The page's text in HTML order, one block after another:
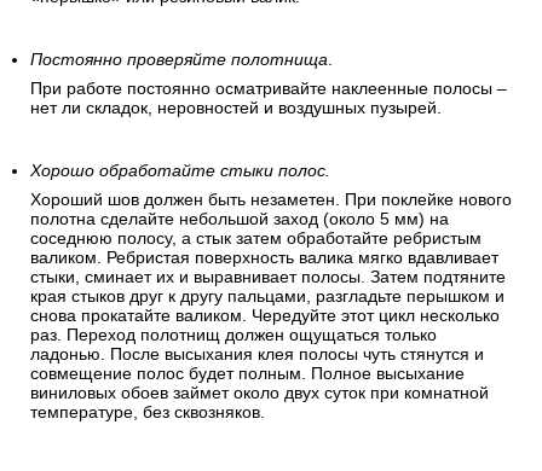
Постоянно проверяйте полотнища.
При работе постоянно осматривайте наклеенные полосы –
нет ли складок, неровностей и воздушных пузырей.
Хорошо обработайте стыки полос.
Хороший шов должен быть незаметен. При поклейке нового
полотна сделайте небольшой заход (около 5 мм) на
соседнюю полосу, а стык затем обработайте ребристым
валиком. Ребристая поверхность валика мягко вдавливает
стыки, сминает их и выравнивает полосы. Затем подтяните
края стыков друг к другу пальцами, разгладьте перышком и
снова прокатайте валиком. Чередуйте этот цикл несколько
раз. Переход полотнищ должен ощущаться только
ладонью. После высыхания клея полосы чуть стянутся и
совмещение полос будет полным. Полное высыхание
виниловых обоев займет около двух суток при комнатной
температуре, без сквозняков.